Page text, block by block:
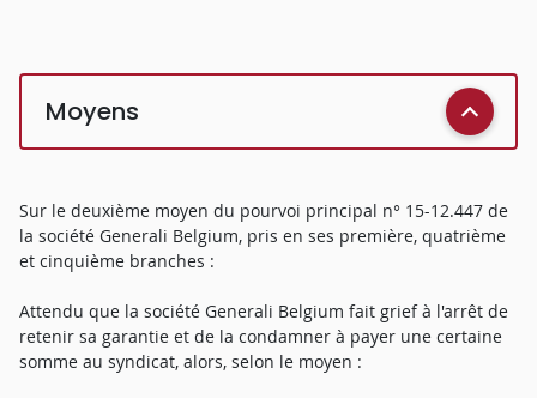
Moyens
Sur le deuxième moyen du pourvoi principal n° 15-12.447 de
la société Generali Belgium, pris en ses première, quatrième
et cinquième branches :
Attendu que la société Generali Belgium fait grief à l'arrêt de
retenir sa garantie et de la condamner à payer une certaine
somme au syndicat, alors, selon le moyen :